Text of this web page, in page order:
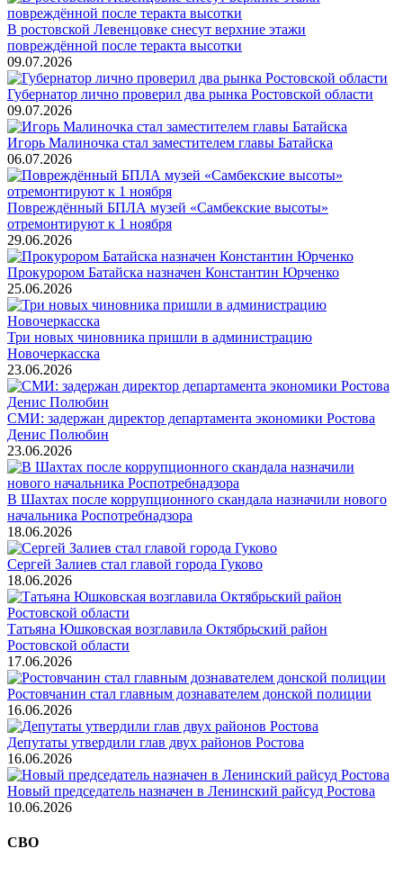
В ростовской Левенцовке снесут верхние этажи
повреждённой после теракта высотки
09.07.2026
Губернатор лично проверил два рынка Ростовской области
09.07.2026
Игорь Малиночка стал заместителем главы Батайска
06.07.2026
Повреждённый БПЛА музей «Самбекские высоты»
отремонтируют к 1 ноября
29.06.2026
Прокурором Батайска назначен Константин Юрченко
25.06.2026
Три новых чиновника пришли в администрацию
Новочеркасска
23.06.2026
СМИ: задержан директор департамента экономики Ростова
Денис Полюбин
23.06.2026
В Шахтах после коррупционного скандала назначили нового
начальника Роспотребнадзора
18.06.2026
Сергей Залиев стал главой города Гуково
18.06.2026
Татьяна Юшковская возглавила Октябрьский район
Ростовской области
17.06.2026
Ростовчанин стал главным дознавателем донской полиции
16.06.2026
Депутаты утвердили глав двух районов Ростова
16.06.2026
Новый председатель назначен в Ленинский райсуд Ростова
10.06.2026
СВО